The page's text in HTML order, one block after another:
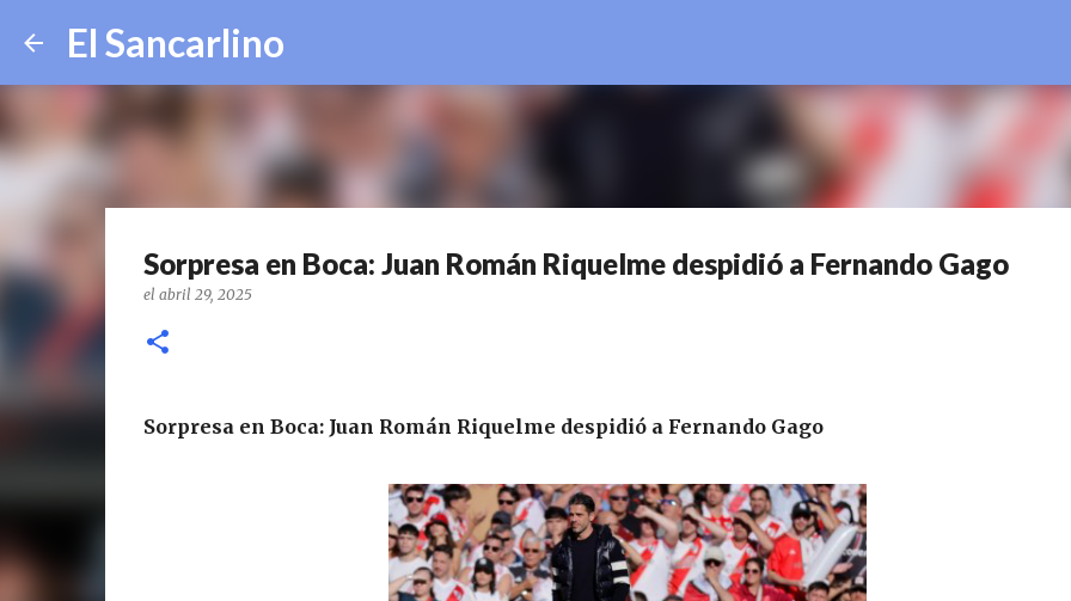
El Sancarlino
Sorpresa en Boca: Juan Román Riquelme despidió a Fernando Gago
el abril 29, 2025
Sorpresa en Boca: Juan Román Riquelme despidió a Fernando Gago